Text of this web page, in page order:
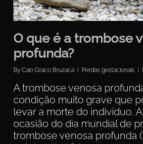
O que é a trombose
profunda?
By Caio Graco Bruzaca Perdas gestacionais
A trombose venosa
condição muito grave que
levar a morte do indivíduo.
ocasião do dia mundial de
trombose venosa profunda